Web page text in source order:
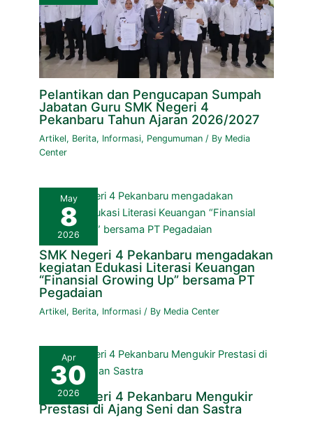
Pelantikan dan Pengucapan Sumpah
Jabatan Guru SMK Negeri 4
Pekanbaru Tahun Ajaran 2026/2027
Artikel, Berita, Informasi, Pengumuman / By Media
Center
May
8
2026
SMK Negeri 4 Pekanbaru mengadakan
kegiatan Edukasi Literasi Keuangan
“Finansial Growing Up” bersama PT
Pegadaian
Artikel, Berita, Informasi / By Media Center
Apr
30
2026
SMK Negeri 4 Pekanbaru Mengukir
Prestasi di Ajang Seni dan Sastra